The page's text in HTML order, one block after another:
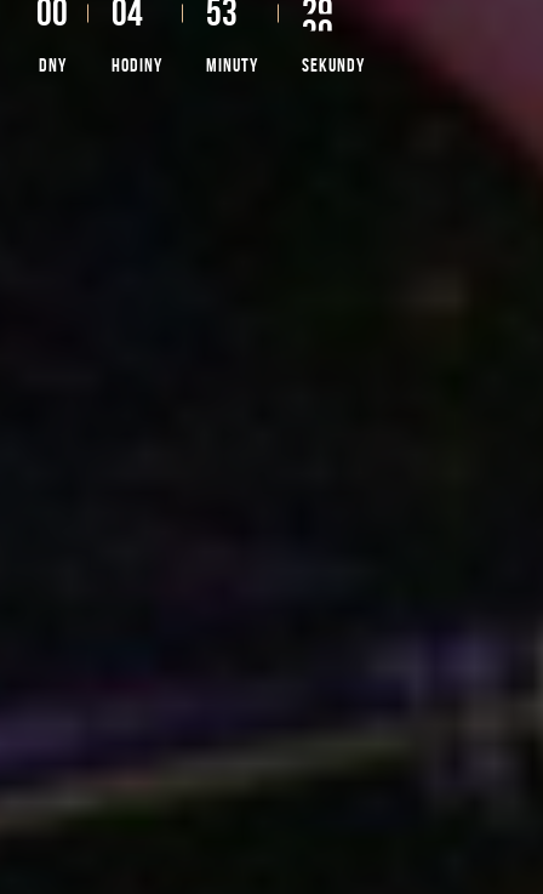
00
DNY
04
HODINY
53
MINUTY
27
8
SEKUNDY